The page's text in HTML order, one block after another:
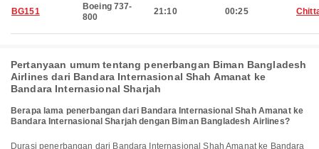
BG151
Boeing 737-
800
21:10 00:25
Pertanyaan umum tentang penerbangan Biman Bangladesh
Airlines dari Bandara Internasional Shah Amanat ke
Bandara Internasional Sharjah
Berapa lama penerbangan dari Bandara Internasional Shah Amanat ke
Bandara Internasional Sharjah dengan Biman Bangladesh Airlines?
Durasi penerbangan dari Bandara Internasional Shah Amanat ke Bandara